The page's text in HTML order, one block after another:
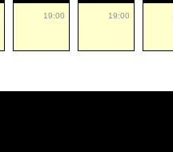
19:00 19:00